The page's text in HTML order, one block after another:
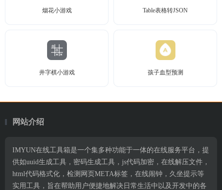
烟花小游戏 Table表格转JSON
井字棋小游戏 孩子血型预测
网站介绍
IMYUN在线工具箱是一个集多种功能于一体的在线服务平台，提
供如uuid生成工具，密码生成工具，js代码加密，在线解压文件，
html代码格式化，检测网页META标签，在线闹钟，久坐提示等
实用工具，旨在帮助用户便捷地解决日常生活中以及开发中的各